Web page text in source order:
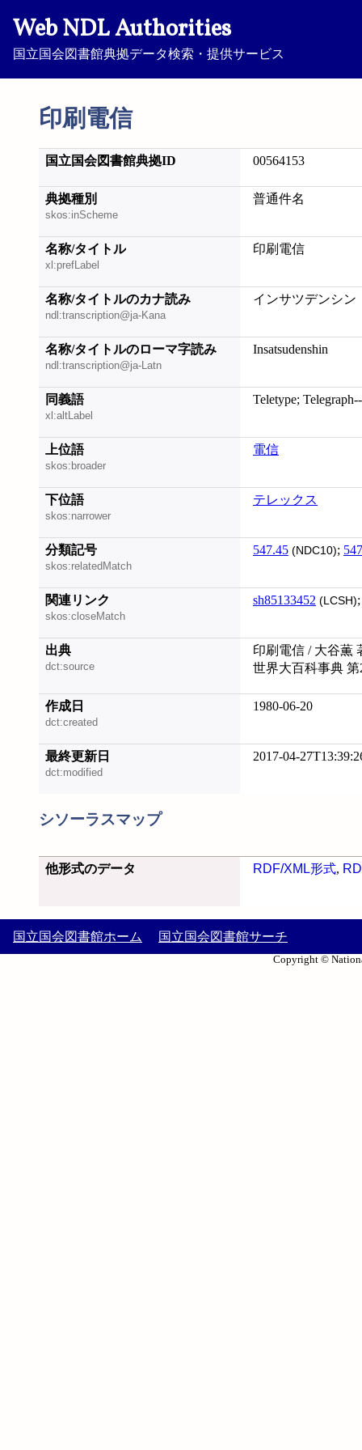
Web NDL Authorities
国立国会図書館典拠データ検索・提供サービス
印刷電信
国立国会図書館典拠ID 00564153
典拠種別
skos:inScheme
普通件名
名称/タイトル
xl:prefLabel
印刷電信
名称/タイトルのカナ読み
ndl:transcription@ja-Kana
インサツデンシン
名称/タイトルのローマ字読み
ndl:transcription@ja-Latn
Insatsudenshin
同義語
xl:altLabel
Teletype;
上位語
skos:broader
電信
下位語
skos:narrower
テレックス
分類記号
skos:relatedMatch
547.45 (NDC10);
関連リンク
skos:closeMatch
sh85133452 (LCSH)
出典
dct:source
印刷電信 / 大谷薫
世界大百科事典 第
作成日
dct:created
1980-06-20
最終更新日
dct:modified
2017-04-
シソーラスマップ
他形式のデータ RDF/XML形式,
国立国会図書館ホーム 国立国会図書館サーチ
Copyright ©